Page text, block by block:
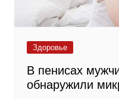
Здоровье
В пенисах
обнаружили